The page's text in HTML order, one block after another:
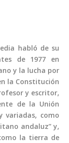
habló de su
de 1977 en
y la lucha por
la Constitución
y escritor,
de la Unión
variadas, como
andaluz” y,
la tierra de